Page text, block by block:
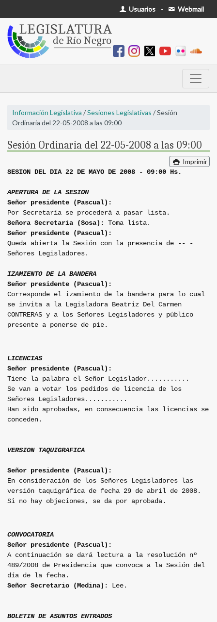
Usuarios - Webmail
Información Legislativa /Sesiones Legislativas / Sesión
Ordinaria del 22-05-2008 a las 09:00
Sesión Ordinaria del 22-05-2008 a las 09:00
Imprimir
SESION DEL DIA 22 DE MAYO DE 2008 - 09:00 Hs.
APERTURA DE LA SESION
Señor presidente (Pascual):
Por Secretaría se procederá a pasar lista.
Señora Secretaria (Sosa): Toma lista.
Señor presidente (Pascual):
Queda abierta la Sesión con la presencia de -- -
Señores Legisladores.
IZAMIENTO DE LA BANDERA
Señor presidente (Pascual):
Corresponde el izamiento de la bandera para lo cual
se invita a la Legisladora Beatriz Del Carmen
CONTRERAS y a los Señores Legisladores y público
presente a ponerse de pie.
LICENCIAS
Señor presidente (Pascual):
Tiene la palabra el Señor Legislador...........
Se van a votar los pedidos de licencia de los
Señores Legisladores...........
Han sido aprobadas, en consecuencia las licencias se
conceden.
VERSION TAQUIGRAFICA
Señor presidente (Pascual):
En consideración de los Señores Legisladores las
versión taquigráfica de fecha 29 de abril de 2008.
Si no hay objeciones, se da por aprobada.
CONVOCATORIA
Señor presidente (Pascual):
A continuación se dará lectura a la resolución nº
489/2008 de Presidencia que convoca a la Sesión del
día de la fecha.
Señor Secretario (Medina) : Lee.
BOLETIN DE ASUNTOS ENTRADOS